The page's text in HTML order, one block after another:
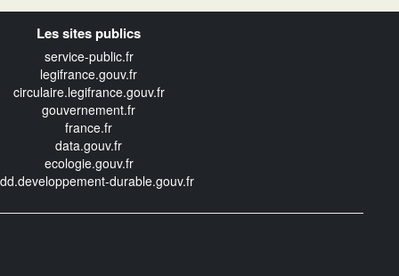
Les sites publics
service-public.fr
legifrance.gouv.fr
circulaire.legifrance.gouv.fr
gouvernement.fr
france.fr
data.gouv.fr
ecologie.gouv.fr
durable.gouv.fr